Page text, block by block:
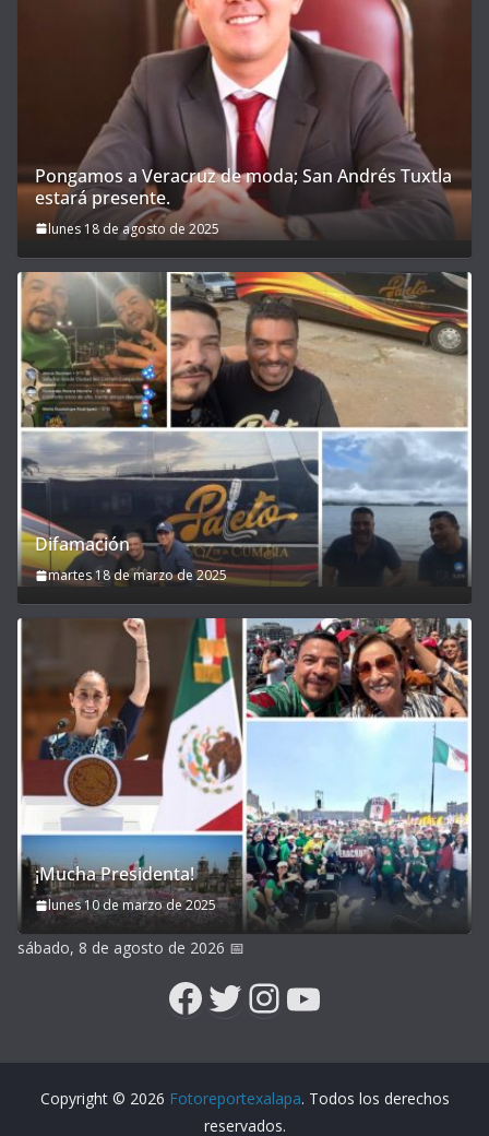
Pongamos a Veracruz de moda; San Andrés Tuxtla
estará presente.
lunes 18 de agosto de 2025
Difamación
martes 18 de marzo de 2025
¡Mucha Presidenta!
lunes 10 de marzo de 2025
sábado, 8 de agosto de 2026 📅
Facebook
Twitter
Instagram
YouTube
Copyright © 2026 Fotoreportexalapa. Todos los derechos
reservados.